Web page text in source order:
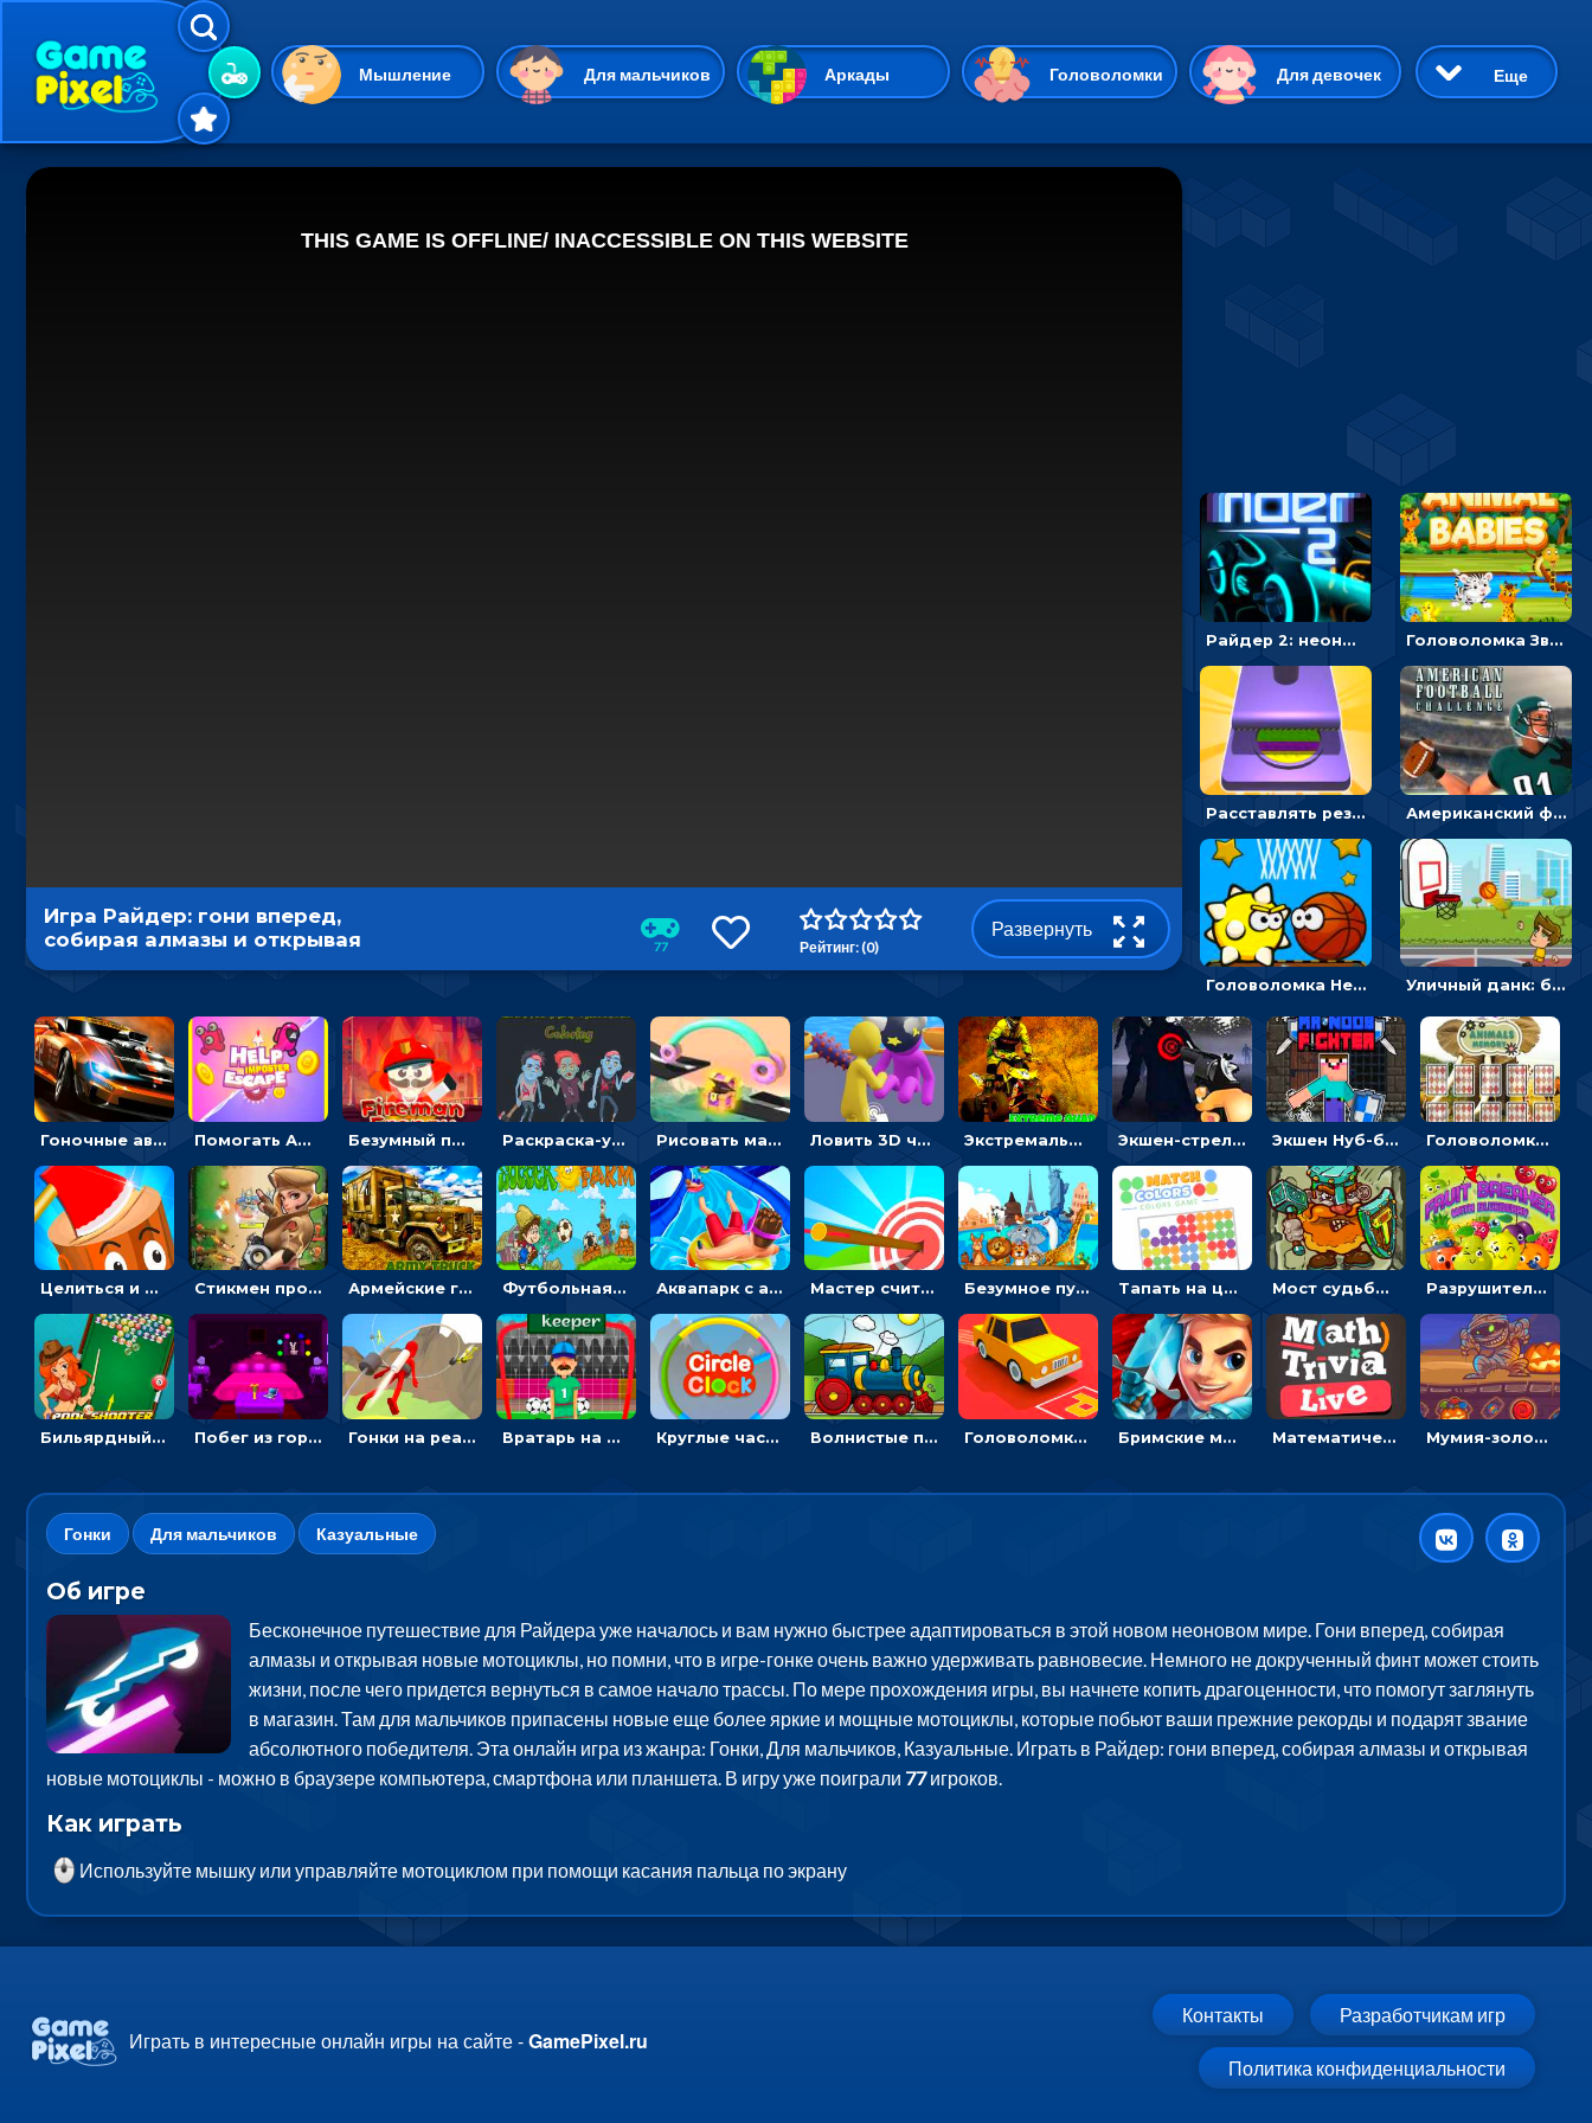
Мышление Для мальчиков Аркады Головоломки Для девочек
Гиперказуальные Казуальные Веселые 3D Приключения
Еще
Райдер 2: неоновые гонки на мотоциклах Головоломка Звери-малыши: открывай карточки по очереди, чтобы найти одинаковые
Расставлять резиновые кубики, чтобы делать поп-ит - гиперказуальные Американский футбол 3D: поймай мяч и останови атаку соперника
Головоломка Невероятный баскетбол: проложить путь и отправить мяч в корзину Уличный данк: бросать мяч в баскетбольное кольцо - спортивные
Игра Райдер: гони вперед,
собирая алмазы и открывая
новые мотоциклы
77 Рейтинг: (0)
Развернуть
Гоночные авто в пазлах: разбей картинку и собери снова Помогать Амонг Ас бежать из комнаты через преграды - приключения Безумный пожарный: направлять шланг, чтобы тушить горящие бревна Раскраска-ужастик: разукрась зомби и скелетов Рисовать машину и выигрывать гонку - для мальчиков Ловить 3D человечком своего цвета и собирать драгоценности - гиперказуалка Экстремальные пазлы с квадроциклами: собирать крутые тачки Экшен-стрелялка по зомби: целиться и попадать в бегущих монстров Экшен Нуб-боец: прыгать через препятствия или бить врагов мечом Головоломка с животными: переворачивать карточки, чтобы находить пару
Целиться и метать топор в 3D мишени Стикмен против Зомби: стрелять в зомби и развивать воина Армейские грузовики в пазлах: собери военную машину Футбольная ферма: бей по мячу, чтобы забивать в ворота и ловить звезды Аквапарк с акулами: жми, чтобы лететь к финишу по волнам Мастер считать стрелы: увеличивать запас, чтобы поразить больше целей Безумное путешествие друзей по миру: собирать пазлы из фото с животными Тапать на цветные точки, чтобы взрывать одинаковые - три в ряд Мост судьбы: прыгать по платформам и бить молотом орков Разрушитель фруктов: стрелять ягодами по ананасам
Бильярдный пул: стрелять шариками, чтобы взрывать одинаковые Побег из горной деревни: решай головоломки, чтобы открыть ворота Гонки на реактивном ранце: избегать преград, чтобы лететь к финишу Вратарь на футбольном поле: тапай, чтобы отбивать мячи в воротах ногами и руками - спортивные Круглые часы: ловить цветную стрелку в одинаковом участке циферблата Волнистые пазлы с транспортом: собирай картинку из частей Головоломка Парк-стоянка: рисовать линии, чтобы парковать машины Бримские мечи: бежать через преграды, бить врагов и собирать монеты Математическая викторина мультиплеер: решать примеры на время Мумия-золотоискатель: закидывать бинты, чтобы доставать сокровища
Гонки Для мальчиков Казуальные
Об игре
Бесконечное путешествие для Райдера уже началось и вам нужно быстрее адаптироваться в этой новом неоновом мире. Гони вперед, собирая
алмазы и открывая новые мотоциклы, но помни, что в игре-гонке очень важно удерживать равновесие. Немного не докрученный финт может стоить
жизни, после чего придется вернуться в самое начало трассы. По мере прохождения игры, вы начнете копить драгоценности, что помогут заглянуть
в магазин. Там для мальчиков припасены новые еще более яркие и мощные мотоциклы, которые побьют ваши прежние рекорды и подарят звание
абсолютного победителя. Эта онлайн игра из жанра: Гонки, Для мальчиков, Казуальные. Играть в Райдер: гони вперед, собирая алмазы и открывая
новые мотоциклы - можно в браузере компьютера, смартфона или планшета. В игру уже поиграли 77игроков.
Как играть
Используйте мышку или управляйте мотоциклом при помощи касания пальца по экрану
Играть в интересные онлайн игры на сайте -GamePixel.ru
Контакты Разработчикам игр
Политика конфиденциальности